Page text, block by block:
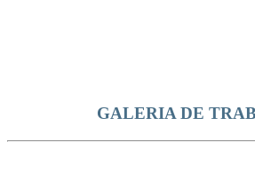
GALERIA DE